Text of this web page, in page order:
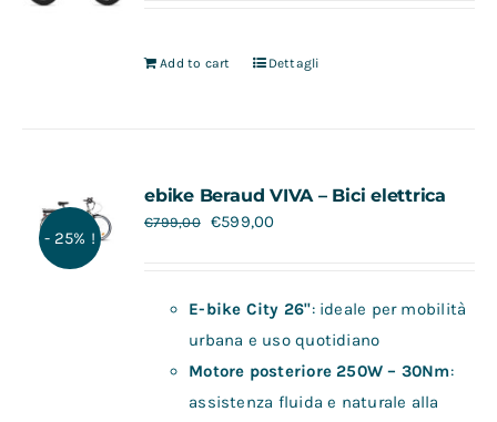
Add to cart Dettagli
- 25% !
ebike Beraud VIVA – Bici elettrica
€799,00 €599,00
E-bike City 26": ideale per mobilità
urbana e uso quotidiano
Motore posteriore 250W – 30Nm:
assistenza fluida e naturale alla